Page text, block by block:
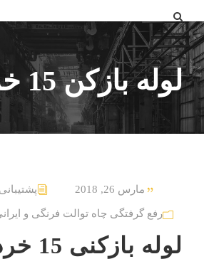
لوله بازکن 15 خرداد
مارس 26, 2018 پشتیبانی
رفع گرفتگی چاه توالت فرنگی و
لوله